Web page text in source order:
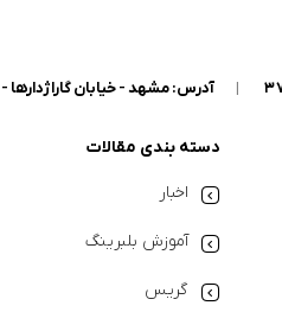
| آدرس: مشهد - خیابان گاراژدارها - داخل خیابان کوشش 9 - گروه بازرگانی عدالتی (
دسته بندی مقالات
اخبار
آموزش بلبرینگ
گریس